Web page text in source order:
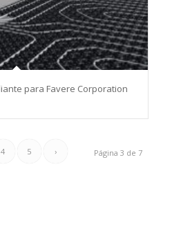
para Favere Corporation
Página 3 de 7
4 5 ›